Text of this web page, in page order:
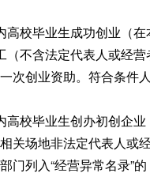
校毕业生成功创业（在
不含法定代表人或经
次创业资助。 符合条件
校毕业生创办初创企业
关场地非法定代表人或
门列入“经营异常名录”